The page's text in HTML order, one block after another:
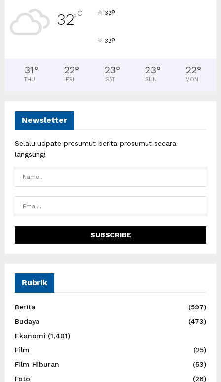
32°C 32°
32°
31°
THU
22°
FRI
23°
SAT
23°
SUN
22°
MON
Newsletter
Selalu udpate prosumut berita prosumut secara
langsung!
Rubrik
Berita
(597)
Budaya
(473)
Ekonomi (1,401)
Film
(25)
Film Hiburan
(53)
Foto
(26)